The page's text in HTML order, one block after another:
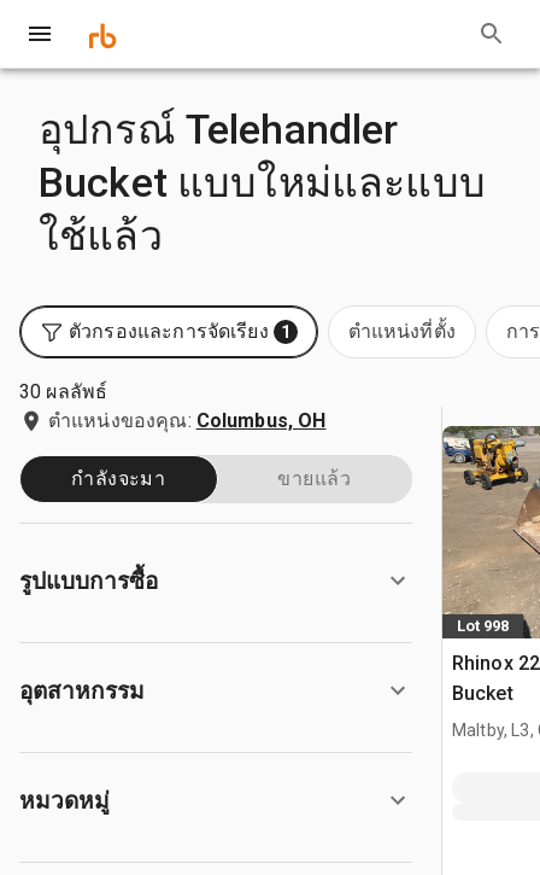
อุปกรณ์ Telehandler
Bucket แบบใหม่และแบบ
ใช้แล้ว
ตัวกรองและการจัดเรียง 1 ตำแหน่งที่ตั้ง กา
30 ผลลัพธ์
ตำแหน่งของคุณ: Columbus, OH
กำลังจะมา ขายแล้ว
รูปแบบการซื้อ
อุตสาหกรรม
หมวดหมู่
Lot 998
Rhinox
Bucket
Maltby, L3,